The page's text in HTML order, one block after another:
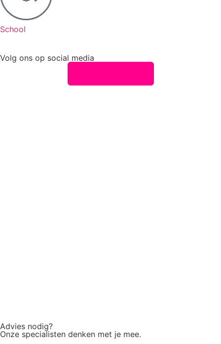
School
Volg ons op social media
Advies nodig?
Onze specialisten denken met je mee.